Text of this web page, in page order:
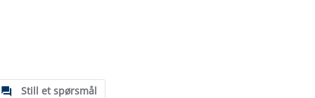
Still et spørsmål